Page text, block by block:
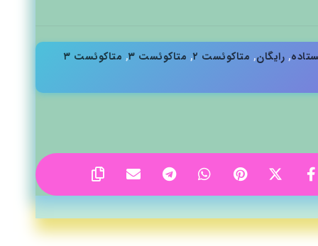
, رایگان, متاکوئست ۲ , متاکوئست ۳ , متاکوئست ۳